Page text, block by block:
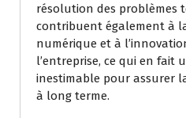
résolution des problèmes
contribuent également à
numérique et à
l’entreprise, ce qui en fait
inestimable pour assurer
à long terme.